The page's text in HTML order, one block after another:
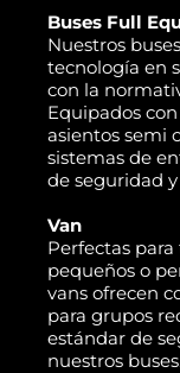
Buses Full
Nuestros
tecnología en
con la
Equipados
asientos semi
sistemas de
de seguridad
Van
Perfectas
pequeños o
vans ofrecen
para grupos
estándar de
nuestros